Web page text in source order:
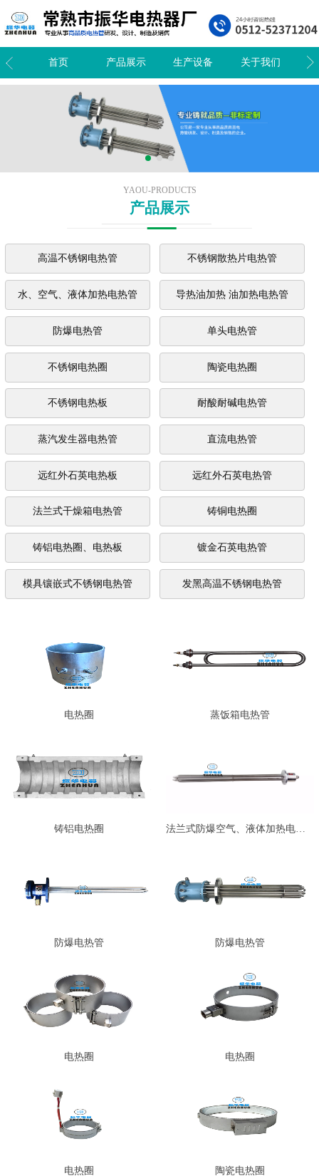
首页 产品展示 生产设备 关于我们
YAOU-PRODUCTS
产品展示
高温不锈钢电热管 不锈钢散热片电热管
水、空气、液体加热电热管 导热油加热 油加热电热管
防爆电热管 单头电热管
不锈钢电热圈 陶瓷电热圈
不锈钢电热板 耐酸耐碱电热管
蒸汽发生器电热管 直流电热管
远红外石英电热板 远红外石英电热管
法兰式干燥箱电热管 铸铜电热圈
铸铝电热圈、电热板 镀金石英电热管
模具镶嵌式不锈钢电热管 发黑高温不锈钢电热管
电热圈 蒸饭箱电热管
铸铝电热圈 法兰式防爆空气、液体加热电热管…
防爆电热管 防爆电热管
电热圈 电热圈
电热圈 陶瓷电热圈